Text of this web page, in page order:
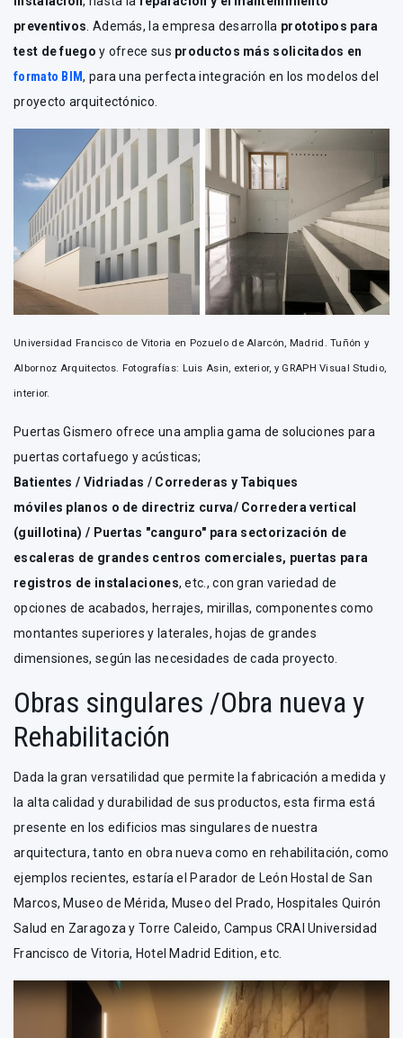
preventivos . Además, la empresa desarrolla prototipos para
test de fuego y ofrece sus productos más solicitados en
formato BIM, para una perfecta integración en los modelos del
proyecto arquitectónico.
Universidad Francisco de Vitoria en Pozuelo de Alarcón, Madrid. Tuñón y
Albornoz Arquitectos. Fotografías: Luis Asin, exterior, y GRAPH Visual Studio,
interior.
Puertas Gismero ofrece una amplia gama de soluciones para
puertas cortafuego y acústicas;
Batientes / Vidriadas / Correderas y Tabiques
móviles planos o de directriz curva/ Corredera vertical
(guillotina) / Puertas "canguro" para sectorización de
escaleras de grandes centros comerciales, puertas para
registros de instalaciones, etc., con gran variedad de
opciones de acabados, herrajes, mirillas, componentes como
montantes superiores y laterales, hojas de grandes
dimensiones, según las necesidades de cada proyecto.
Obras singulares /Obra nueva y
Rehabilitación
Dada la gran versatilidad que permite la fabricación a medida y
la alta calidad y durabilidad de sus productos, esta firma está
presente en los edificios mas singulares de nuestra
arquitectura, tanto en obra nueva como en rehabilitación, como
ejemplos recientes, estaría el Parador de León Hostal de San
Marcos, Museo de Mérida, Museo del Prado, Hospitales Quirón
Salud en Zaragoza y Torre Caleido, Campus CRAI Universidad
Francisco de Vitoria, Hotel Madrid Edition, etc.